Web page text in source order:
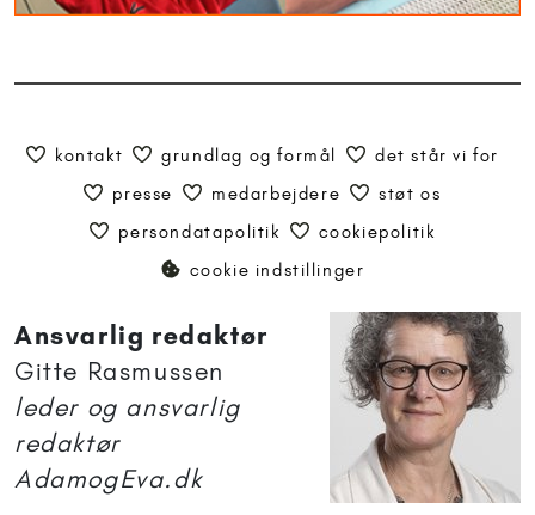
kontakt grundlag og formål
det står vi for
presse
medarbejdere
støt os
persondatapolitik
cookiepolitik
cookie indstillinger
Ansvarlig redaktør
Gitte Rasmussen
leder og ansvarlig
redaktør
AdamogEva.dk